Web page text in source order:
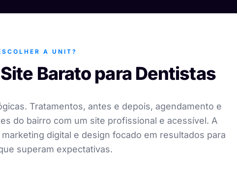
A UNIT?
Barato para Dentistas
Tratamentos, antes e depois, agendamento e
do bairro com um site profissional e acessível. A
digital e design focado em resultados para
superam expectativas.